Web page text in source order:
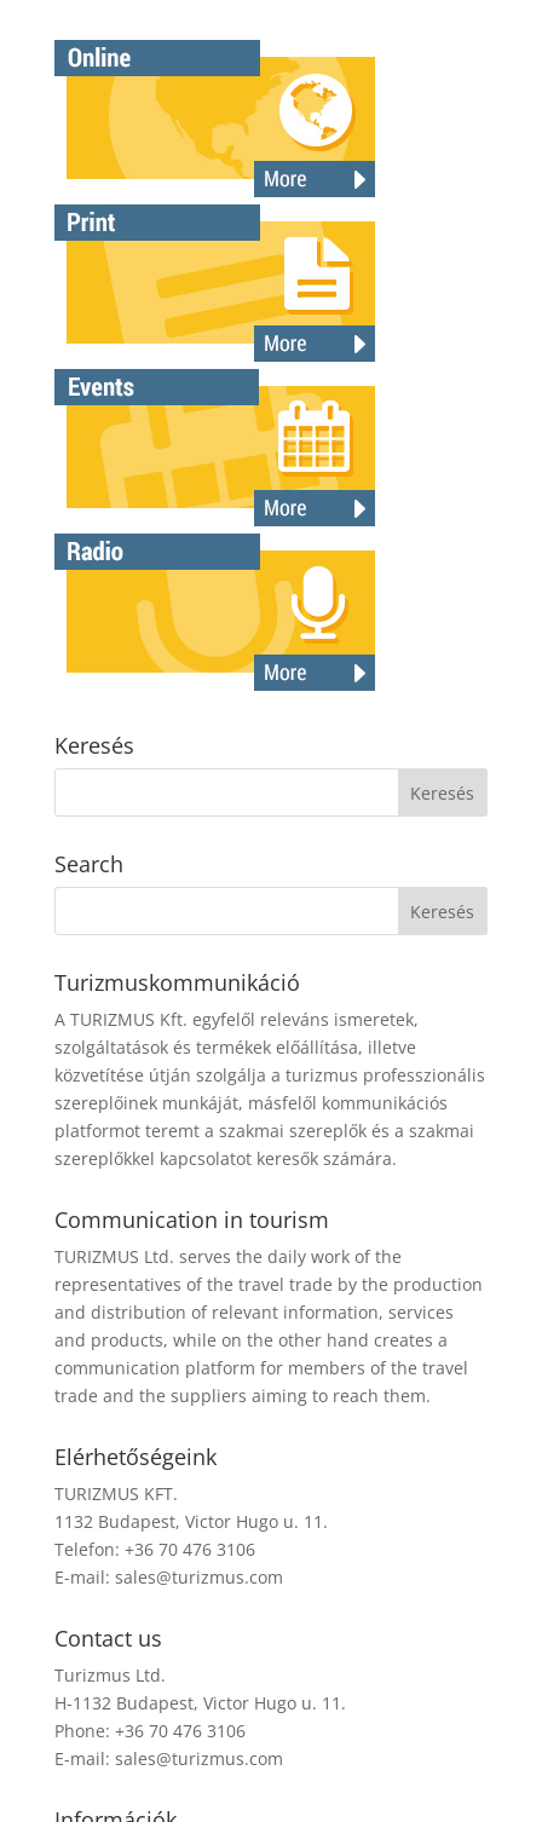
Keresés
Search
Turizmuskommunikáció
A TURIZMUS Kft. egyfelől releváns ismeretek,
szolgáltatások és termékek előállítása, illetve
közvetítése útján szolgálja a turizmus professzionális
szereplőinek munkáját, másfelől kommunikációs
platformot teremt a szakmai szereplők és a szakmai
szereplőkkel kapcsolatot keresők számára.
Communication in tourism
TURIZMUS Ltd. serves the daily work of the
representatives of the travel trade by the production
and distribution of relevant information, services
and products, while on the other hand creates a
communication platform for members of the travel
trade and the suppliers aiming to reach them.
Elérhetőségeink
TURIZMUS KFT.
1132 Budapest, Victor Hugo u. 11.
Telefon: +36 70 476 3106
E-mail: sales@turizmus.com
Contact us
Turizmus Ltd.
H-1132 Budapest, Victor Hugo u. 11.
Phone: +36 70 476 3106
E-mail: sales@turizmus.com